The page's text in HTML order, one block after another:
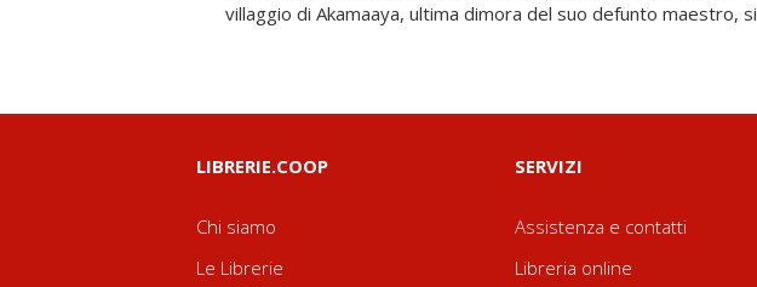
villaggio di Akamaaya, ultima dimora del suo defunto maestro, si
LIBRERIE.COOP
Chi siamo
Le Librerie
SERVIZI
Assistenza e contatti
Libreria online